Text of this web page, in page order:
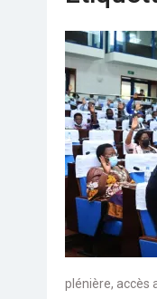
plénière, accès